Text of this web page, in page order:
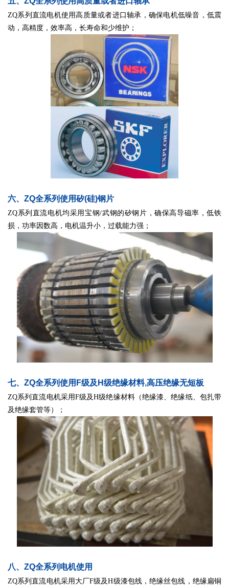
ZQ系列直流电机使用高质量或者进口轴承，确保电机低噪音，低震
动，高精度，效率高，长寿命和少维护；
六、ZQ全系列使用矽(硅)钢片
ZQ系列直流电机均采用宝钢/武钢的矽钢片，确保高导磁率，低铁
损，功率因数高，电机温升小，过载能力强；
七、ZQ全系列使用F级及H级绝缘材料,高压绝缘无短板
ZQ系列直流电机采用F级及H级绝缘材料（绝缘漆、绝缘纸、包扎带
及绝缘套管等）；
八、ZQ全系列电机使用
ZQ系列直流电机采用大厂F级及H级漆包线，绝缘丝包线，绝缘扁铜